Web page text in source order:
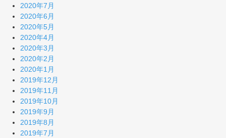
2020年7月
2020年6月
2020年5月
2020年4月
2020年3月
2020年2月
2020年1月
2019年12月
2019年11月
2019年10月
2019年9月
2019年8月
2019年7月